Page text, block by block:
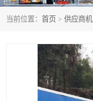
当前位置： 首页 > 供应商机
建筑围挡
新型活动房
岩棉板